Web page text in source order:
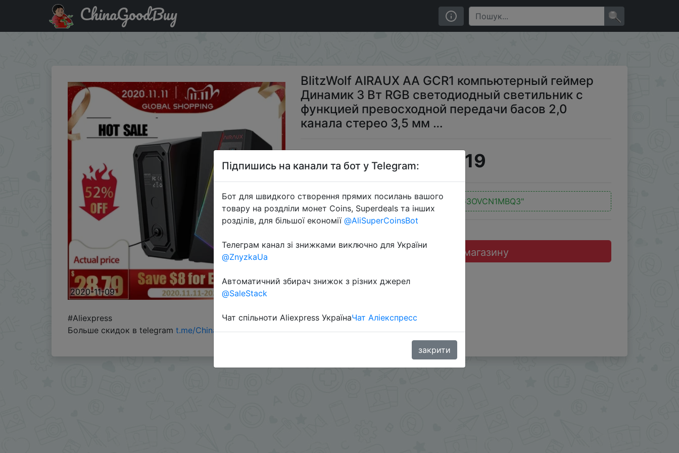
Промокод на знижку QG3OVCN1MBQ3 BlitzWolf AIRAUX AA GCR1 компьютерный геймер Динамик 3 Вт RGB светодиодный светильник с функцией превосходной
передачи басов 2,0 канала стерео 3,5 мм …
ChinaGoodBuy
2020-11-09
BlitzWolf AIRAUX AA GCR1 компьютерный геймер
Динамик 3 Вт RGB светодиодный светильник с
функцией превосходной передачи басов 2,0
канала стерео 3,5 мм …
$24.19
Промокод: "QG3OVCN1MBQ3"
Перейти до магазину
#Aliexpress
Больше скидок в telegram t.me/ChinaGoodBuy
Підпишись на канали та бот у Telegram:
Бот для швидкого створення прямих посилань вашого
товару на роздліли монет Coins, Superdeals та інших
розділів, для більшої економії @AliSuperCoinsBot
Телеграм канал зі знижками виключно для України
@ZnyzkaUa
Автоматичний збирач знижок з різних джерел
@SaleStack
Чат спільноти Aliexpress УкраїнаЧат Аліекспресс
закрити